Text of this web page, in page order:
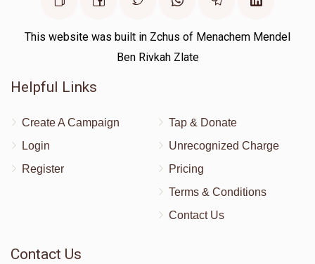
This website was built in Zchus of Menachem Mendel
Ben Rivkah Zlate
Helpful Links
Create A Campaign
Login
Register
Tap & Donate
Unrecognized Charge
Pricing
Terms & Conditions
Contact Us
Contact Us